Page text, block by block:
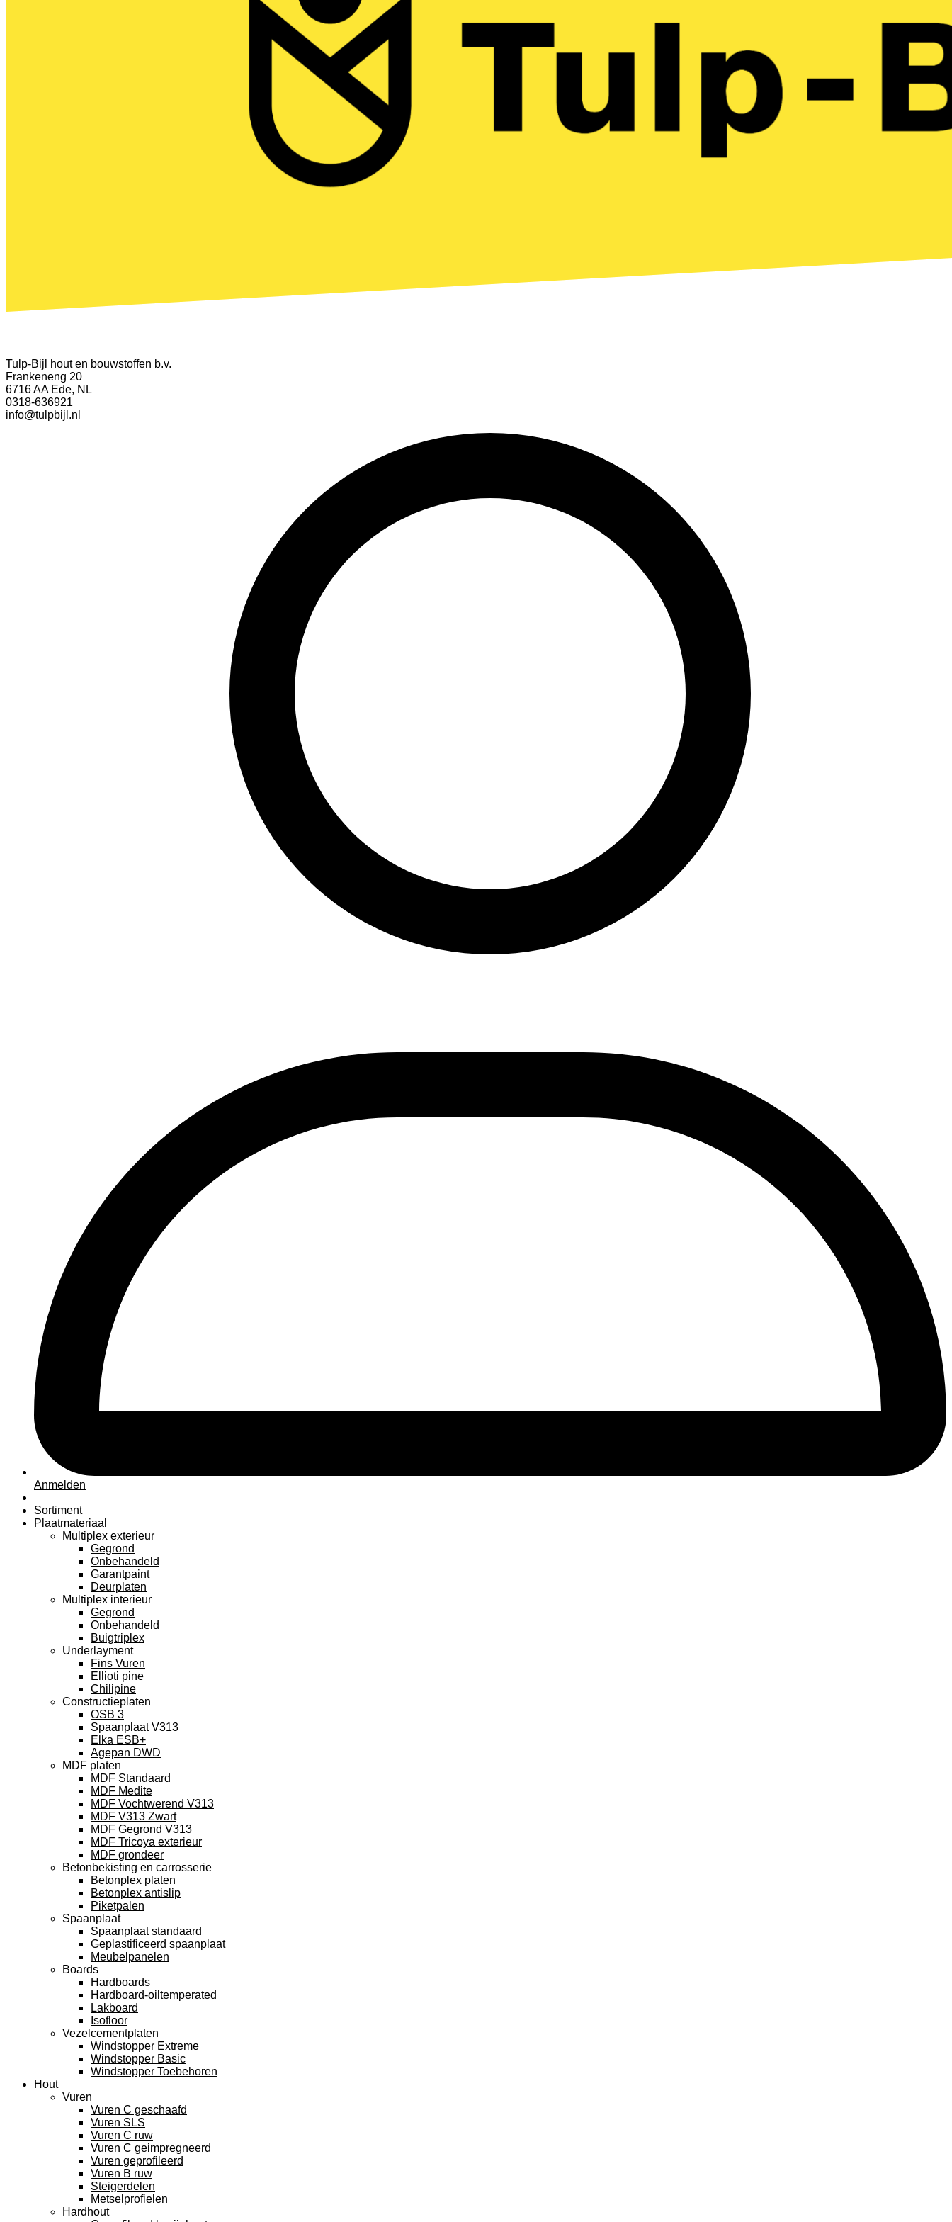
Tulp-Bijl hout en bouwstoffen b.v.
Frankeneng 20
6716 AA Ede, NL
0318-636921
info@tulpbijl.nl
Anmelden
Sortiment
Plaatmateriaal
Multiplex exterieur
Gegrond
Onbehandeld
Garantpaint
Deurplaten
Multiplex interieur
Gegrond
Onbehandeld
Buigtriplex
Underlayment
Fins Vuren
Ellioti pine
Chilipine
Constructieplaten
OSB 3
Spaanplaat V313
Elka ESB+
Agepan DWD
MDF platen
MDF Standaard
MDF Medite
MDF Vochtwerend V313
MDF V313 Zwart
MDF Gegrond V313
MDF Tricoya exterieur
MDF grondeer
Betonbekisting en carrosserie
Betonplex platen
Betonplex antislip
Piketpalen
Spaanplaat
Spaanplaat standaard
Geplastificeerd spaanplaat
Meubelpanelen
Boards
Hardboards
Hardboard-oiltemperated
Lakboard
Isofloor
Vezelcementplaten
Windstopper Extreme
Windstopper Basic
Windstopper Toebehoren
Hout
Vuren
Vuren C geschaafd
Vuren SLS
Vuren C ruw
Vuren C geimpregneerd
Vuren geprofileerd
Vuren B ruw
Steigerdelen
Metselprofielen
Hardhout